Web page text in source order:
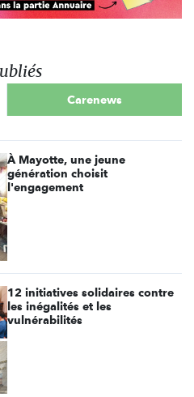
Carenews
À Mayotte, une jeune
génération choisit
l'engagement
12 initiatives solidaires contre
les inégalités et les
vulnérabilités